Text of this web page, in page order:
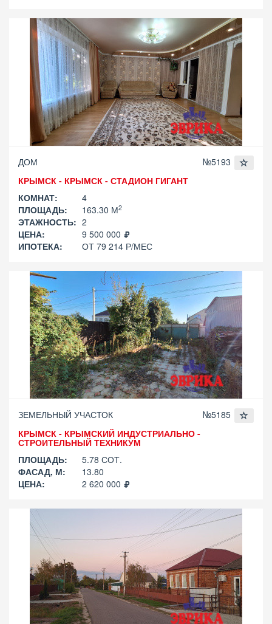
ДОМ
№5193
КРЫМСК - КРЫМСК - СТАДИОН ГИГАНТ
КОМНАТ:
4
ПЛОЩАДЬ:
163.30 М2
ЭТАЖНОСТЬ: 2
ЦЕНА:
9 500 000
ИПОТЕКА:
ОТ 79 214 Р/МЕС
ЗЕМЕЛЬНЫЙ УЧАСТОК
№5185
КРЫМСК - КРЫМСКИЙ ИНДУСТРИАЛЬНО -
СТРОИТЕЛЬНЫЙ ТЕХНИКУМ
ПЛОЩАДЬ:
5.78 СОТ.
ФАСАД, М:
13.80
ЦЕНА:
2 620 000